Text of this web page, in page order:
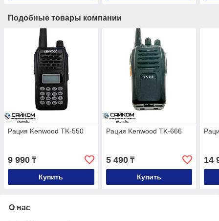
Подобные товары компании
Рация Kenwood TK-550
9 990 ₸
Купить
Рация Kenwood TK-666
5 490₸
Купить
14
О нас